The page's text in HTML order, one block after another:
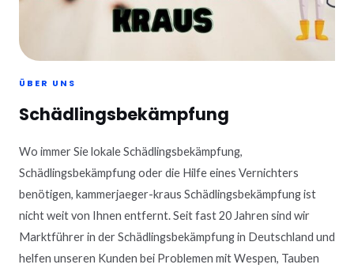
ÜBER UNS
Schädlingsbekämpfung
Wo immer Sie lokale Schädlingsbekämpfung,
Schädlingsbekämpfung oder die Hilfe eines Vernichters
benötigen, kammerjaeger-kraus Schädlingsbekämpfung ist
nicht weit von Ihnen entfernt. Seit fast 20 Jahren sind wir
Marktführer in der Schädlingsbekämpfung in Deutschland und
helfen unseren Kunden bei Problemen mit Wespen, Tauben